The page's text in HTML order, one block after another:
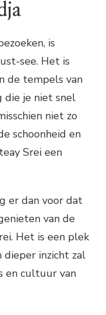
is
see. Het is
de tempels van
die je niet snel
niet zo
schoonheid en
Srei een
er dan voor dat
van de
Het is een plek
dieper inzicht zal
en cultuur van